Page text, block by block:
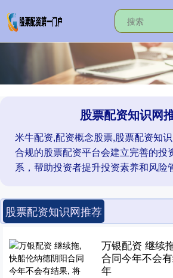
股票配资知识网
米牛配资,配资概念股票,股票配资知
合规的股票配资平台会建立完善的投
系，帮助投资者提升投资素养和风险
股票配资知识网推荐
万银配资 继续
合同今年不会
年